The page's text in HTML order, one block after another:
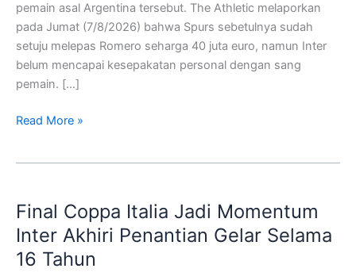
pemain asal Argentina tersebut. The Athletic melaporkan
pada Jumat (7/8/2026) bahwa Spurs sebetulnya sudah
setuju melepas Romero seharga 40 juta euro, namun Inter
belum mencapai kesepakatan personal dengan sang
pemain. […]
Read More »
Final Coppa Italia Jadi Momentum
Inter Akhiri Penantian Gelar Selama
16 Tahun
Italia
Jadi
Momentum
Inter